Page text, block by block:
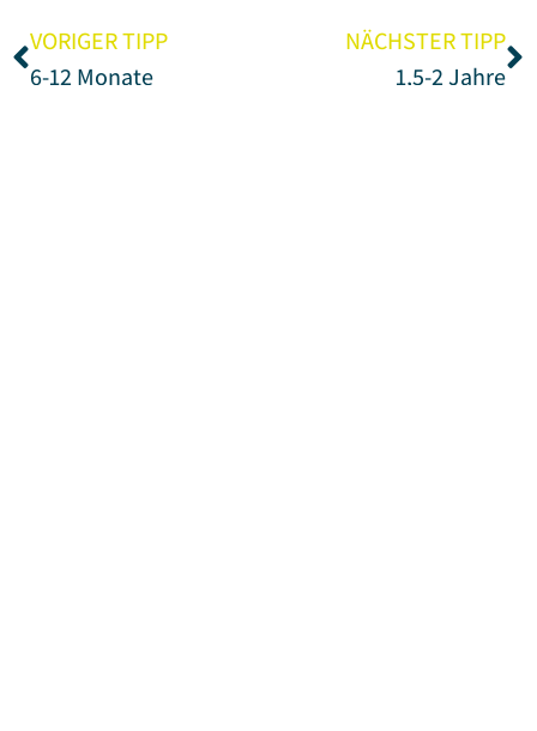
VORIGER TIPP
6-12 Monate
NÄCHSTER TIPP
1,5-2 Jahre